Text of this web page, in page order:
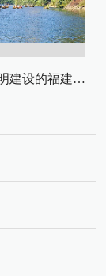
数字生态文明建设的福建路径与启示